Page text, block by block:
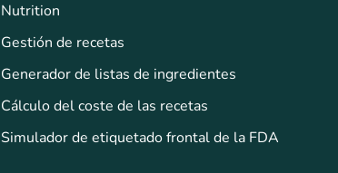
Nutrition
Gestión de recetas
Generador de listas de ingredientes
Cálculo del coste de las recetas
Simulador de etiquetado frontal de la FDA